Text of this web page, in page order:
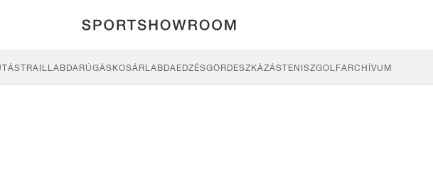
TRAILLABDARÚGÁSKOSÁRLABDAEDZÉSGÖRDESZKÁZÁSTENISZGOLFARCHÍVUM